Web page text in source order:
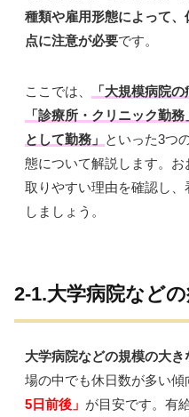
種類や雇用形態によって
点に注意が必要です。
ここでは、
「大規模病院
「診療所・クリニック勤
として勤務」 といった3つ
態について解説します。
取りやすい理由を確認し
しましょう。
2-1.大学病院など
大学病院などの規模の大き
場の中でも休日数が多い傾
5日前後」 が目安です。有